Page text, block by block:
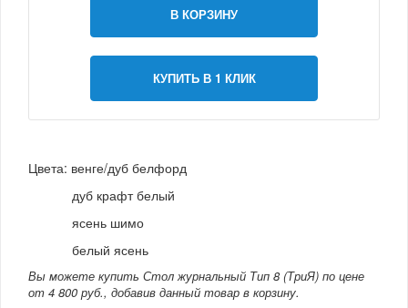
В КОРЗИНУ
КУПИТЬ В 1 КЛИК
Цвета: венге/дуб белфорд
дуб крафт белый
ясень шимо
белый ясень
Вы можете купить Стол журнальный Тип 8 (ТриЯ) по цене
от 4 800 руб., добавив данный товар в корзину.